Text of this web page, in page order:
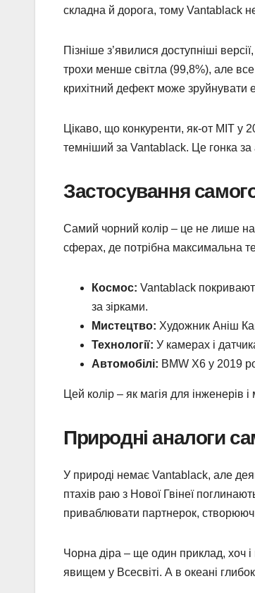
складна й дорога, тому Vantablack
Пізніше з’явилися доступніші
трохи менше світла (99,8%), але
крихітний дефект може зруйнувати
Цікаво, що конкуренти, як-от MIT у
темніший за Vantablack. Це гонка
Застосування
Самий чорний колір – це не лише
сферах, де потрібна максимальна
Космос: Vantablack
за зірками.
Мистецтво: Художник Аніш
Технології: У камерах і
Автомобілі: BMW X6 у 2019
Цей колір – як магія для інженерів
Природні аналоги
У природі немає Vantablack, але
птахів раю з Нової Гвінеї
приваблювати партнерок,
Чорна діра – ще один приклад, хоч
явищем у Всесвіті. А в океані